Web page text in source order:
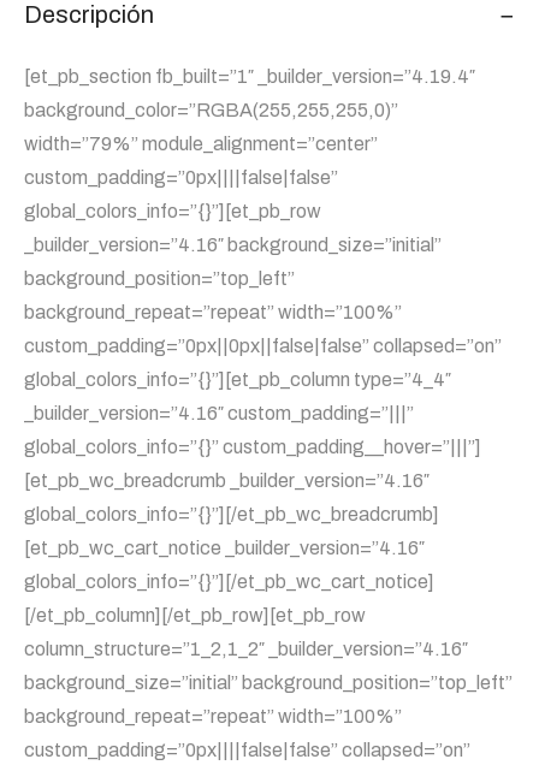
Descripción
[et_pb_section fb_built=”1″ _builder_version=”4.19.4″
background_color=”RGBA(255,255,255,0)”
width=”79%” module_alignment=”center”
custom_padding=”0px||||false|false”
global_colors_info=”{}”][et_pb_row
_builder_version=”4.16″ background_size=”initial”
background_position=”top_left”
background_repeat=”repeat” width=”100%”
custom_padding=”0px||0px||false|false” collapsed=”on”
global_colors_info=”{}”][et_pb_column type=”4_4″
_builder_version=”4.16″ custom_padding=”|||”
global_colors_info=”{}” custom_padding__hover=”|||”]
[et_pb_wc_breadcrumb _builder_version=”4.16″
global_colors_info=”{}”][/et_pb_wc_breadcrumb]
[et_pb_wc_cart_notice _builder_version=”4.16″
global_colors_info=”{}”][/et_pb_wc_cart_notice]
[/et_pb_column][/et_pb_row][et_pb_row
column_structure=”1_2,1_2″ _builder_version=”4.16″
background_size=”initial” background_position=”top_left”
background_repeat=”repeat” width=”100%”
custom_padding=”0px||||false|false” collapsed=”on”